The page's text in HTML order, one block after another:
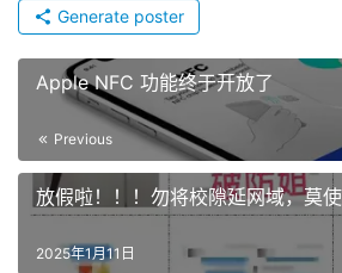
Generate poster
Apple NFC 功能终于开放了
Previous
放假啦！！！勿将校隙延网域，莫
2025年1月11日